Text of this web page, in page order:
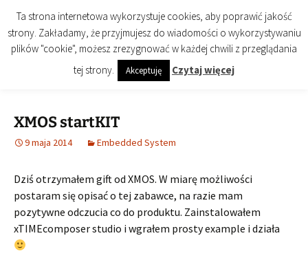
treści
STARLAN another day
STARLAN druga odsłona – second edition
XMOS startKIT
9 maja 2014 Embedded System
Dziś otrzymałem gift od XMOS. W miarę możliwości
postaram się opisać o tej zabawce, na razie mam
pozytywne odczucia co do produktu. Zainstalowałem
xTIMEcomposer studio i wgrałem prosty example i działa
Ta strona internetowa wykorzystuje cookies, aby poprawić jakość
strony. Zakładamy, że przyjmujesz do wiadomości o wykorzystywaniu
plików "cookie", możesz zrezygnować w każdej chwili z przeglądania
tej strony.
Akceptuję Czytaj więcej